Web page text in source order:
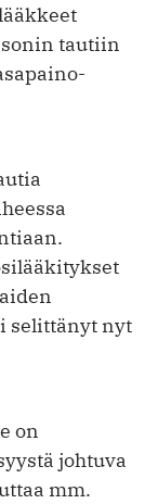
tautiin
selittänyt nyt
on
johtuva
mm.